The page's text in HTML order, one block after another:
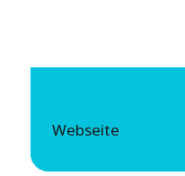
Webseite